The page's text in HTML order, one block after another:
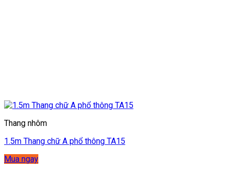
Thang nhôm
1.5m Thang chữ A phổ thông TA15
Mua ngay